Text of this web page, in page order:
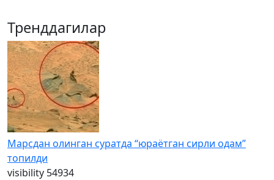
Тренддагилар
Марсдан олинган суратда “юраётган сирли одам”
топилди
visibility 54934